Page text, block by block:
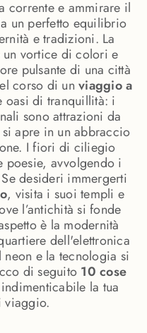
corrente e ammirare il
un perfetto equilibrio
e tradizioni. La
un vortice di colori e
pulsante di una città
corso di unviaggio a
oasi di tranquillità: i
sono attrazioni da
apre in un abbraccio
I fiori di ciliegio
poesie, avvolgendo i
desideri immergerti
, visita i suoi templi e
l’antichità si fonde
è la modernità
dell'elettronica
e la tecnologia si
di seguito 10 cose
la tua
viaggio.